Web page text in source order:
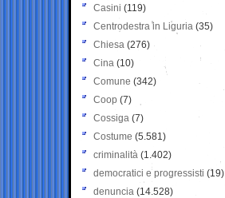
Casini (119)
Centrodestra in Liguria (35)
Chiesa (276)
Cina (10)
Comune (342)
Coop (7)
Cossiga (7)
Costume (5.581)
criminalità (1.402)
democratici e progressisti (19)
denuncia (14.528)